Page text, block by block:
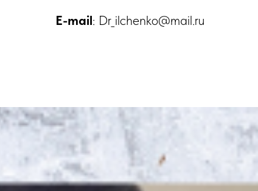
E-mail: Dr_ilchenko@mail.ru